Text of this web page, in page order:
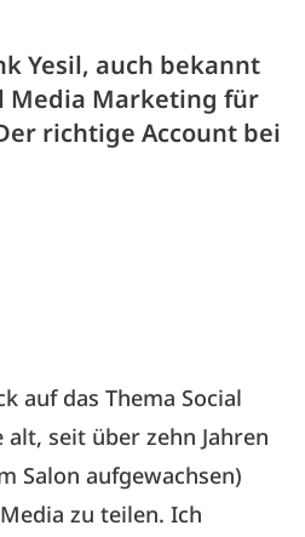
Yesil, auch bekannt
Media Marketing für
richtige Account bei
auf das Thema Social
seit über zehn Jahren
Salon aufgewachsen)
zu teilen. Ich